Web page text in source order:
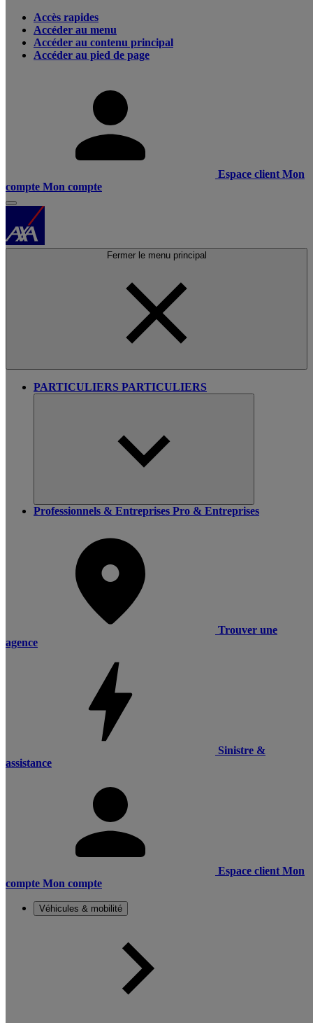
Accès rapides
Accéder au menu
Accéder au contenu principal
Accéder au pied de page
Espace client Mon
compte Mon compte
Fermer le menu principal
PARTICULIERS PARTICULIERS
Professionnels & Entreprises Pro & Entreprises
Trouver une
agence
Sinistre &
assistance
Espace client Mon
compte Mon compte
Véhicules & mobilité